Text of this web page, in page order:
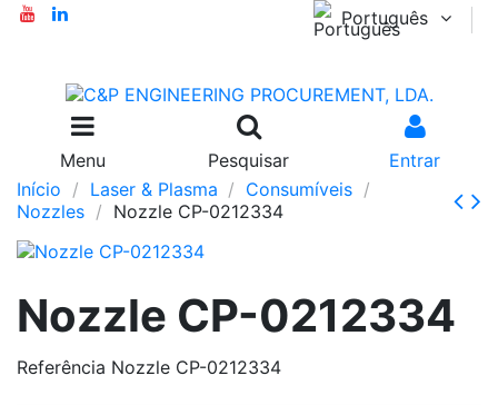
Português
Menu Pesquisar
Entrar
Início
Laser & Plasma
Consumíveis
Nozzles
Nozzle CP-0212334
Nozzle CP-0212334
Referência Nozzle CP-0212334